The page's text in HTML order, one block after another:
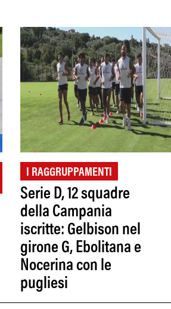
I RAGGRUPPAMENTI
Serie D, 12 squadre
della Campania
iscritte: Gelbison nel
girone G, Ebolitana e
Nocerina con le
pugliesi